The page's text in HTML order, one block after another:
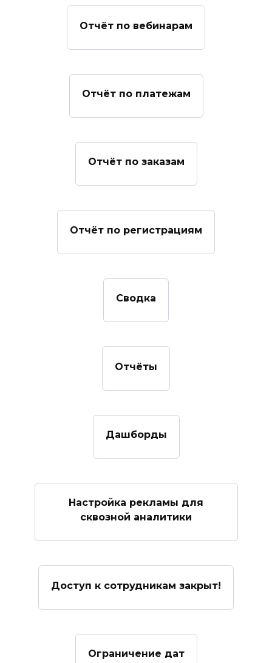
Отчёт по вебинарам
Отчёт по платежам
Отчёт по заказам
Отчёт по регистрациям
Сводка
Отчёты
Дашборды
Настройка рекламы для
сквозной аналитики
Доступ к сотрудникам закрыт!
Ограничение дат